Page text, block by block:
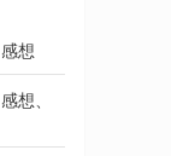
想
想、